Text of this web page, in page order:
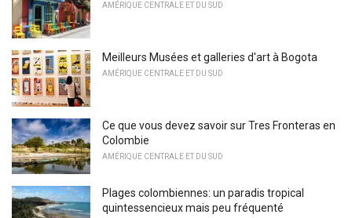
AMÉRIQUE CENTRALE ET DU SUD
Meilleurs Musées et galleries d'art à Bogota
AMÉRIQUE CENTRALE ET DU SUD
Ce que vous devez savoir sur Tres Fronteras en
Colombie
AMÉRIQUE CENTRALE ET DU SUD
Plages colombiennes: un paradis tropical
quintessencieux mais peu fréquenté